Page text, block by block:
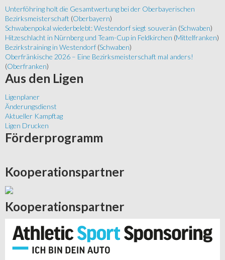
Unterföhring holt die Gesamtwertung bei der Oberbayerischen
Bezirksmeisterschaft (Oberbayern)
Schwabenpokal wiederbelebt: Westendorf siegt souverän (Schwaben)
Hitzeschlacht in Nürnberg und Team-Cup in Feldkirchen (Mittelfranken)
Bezirkstraining in Westendorf (Schwaben)
Oberfränkische 2026 – Eine Bezirksmeisterschaft mal anders!
(Oberfranken)
Aus den Ligen
Ligenplaner
Änderungsdienst
Aktueller Kampftag
Ligen Drucken
Förderprogramm
Kooperationspartner
Kooperationspartner